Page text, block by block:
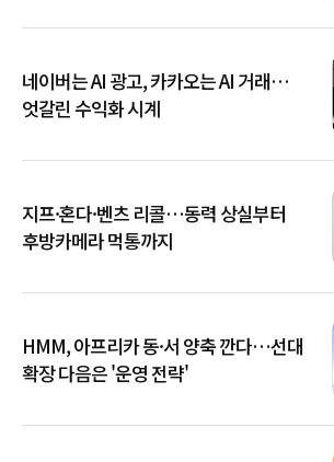
네이버는 AI 광고, 카카오는 AI 거래…
엇갈린 수익화 시계
지프·혼다·벤츠 리콜…동력 상실부터
후방카메라 먹통까지
HMM, 아프리카 동·서 양축 깐다…선대
확장 다음은 '운영 전략'